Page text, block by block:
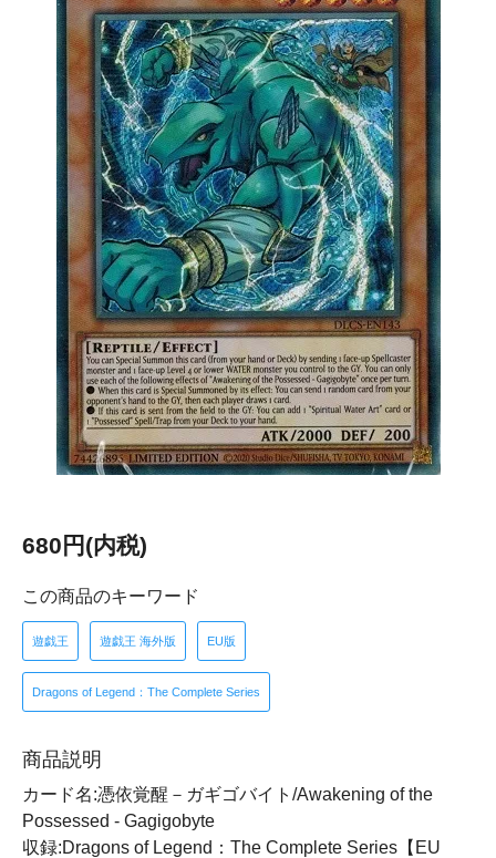
680円(内税)
この商品のキーワード
遊戯王 遊戯王 海外版 EU版
Dragons of Legend：The Complete Series
商品説明
カード名:憑依覚醒－ガギゴバイト/Awakening of the
Possessed - Gagigobyte
収録:Dragons of Legend：The Complete Series【EU